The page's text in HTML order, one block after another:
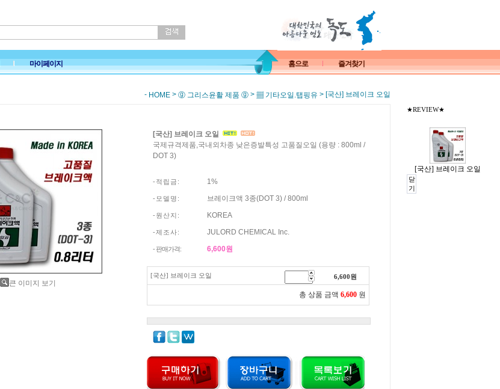
★REVIEW★
[국산] 브레이크 오일
닫
기
마이페이지 홈으로 즐겨찾기
- HOME > ⓖ 그리스윤활 제품 ⓖ > ▦ 기타오일.탭핑유 > [국산] 브레이크 오일
큰 이미지 보기
[국산] 브레이크 오일
국제규격제품,국내외차종 낮은증발특성 고품질오일 (용량 : 800ml /
DOT 3)
- 적 립 금 : 1%
- 모 델 명 : 브레이크액 3종(DOT 3) / 800ml
- 원 산 지 : KOREA
- 제 조 사 : JULORD CHEMICAL Inc.
- 판매가격: 6,600원
[국산] 브레이크 오일 6,600원
총 상품 금액 6,600 원